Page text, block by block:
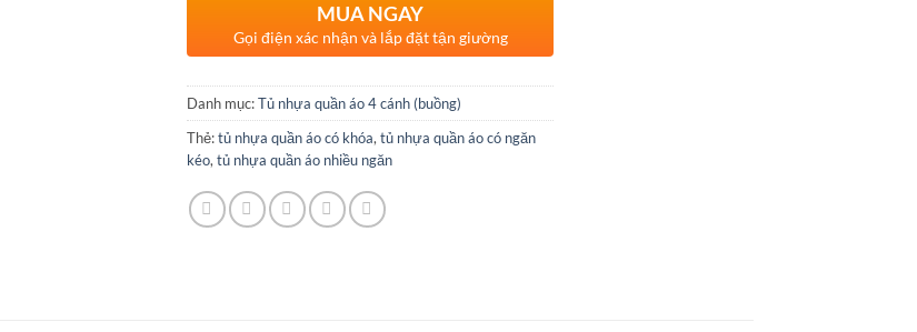
MUA NGAY
Gọi điện xác nhận và lắp đặt tận giường
Danh mục:Tủ nhựa quần áo 4 cánh (buồng)
Thẻ:tủ nhựa quần áo có khóa,tủ nhựa quần áo có ngăn
kéo,tủ nhựa quần áo nhiều ngăn